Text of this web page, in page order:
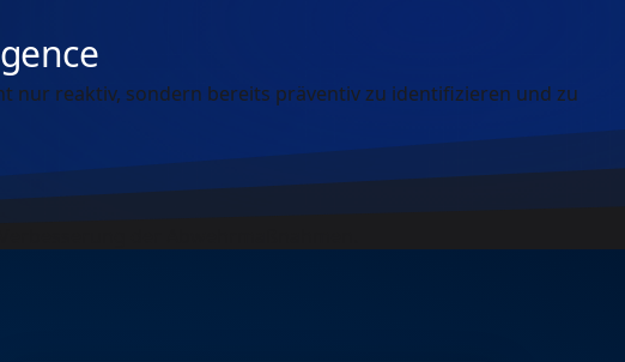
nur reaktiv, sondern bereits präventiv zu identifizieren und zu
der Abwehrmaßnahmen.